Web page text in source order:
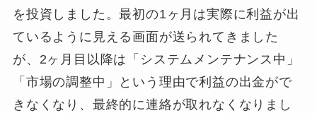
を投資しました。最初の1ヶ月は実際に利益が出
ているように見える画面が送られてきました
が、2ヶ月目以降は「システムメンテナンス中」
「市場の調整中」という理由で利益の出金がで
きなくなり、最終的に連絡が取れなくなりまし